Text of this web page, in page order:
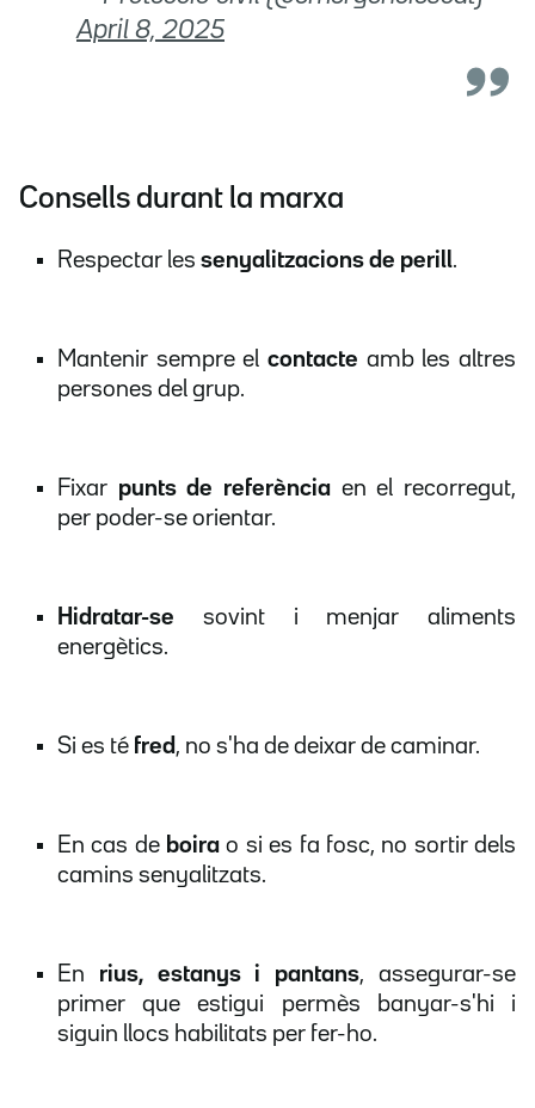
April 8, 2025
Consells durant la marxa
Respectar les senyalitzacions de perill.
Mantenir sempre el contacte amb les altres
persones del grup.
Fixar punts de referència en el recorregut,
per poder-se orientar.
Hidratar-se sovint i menjar aliments
energètics.
Si es té fred , no s'ha de deixar de caminar.
En cas de boira o si es fa fosc, no sortir dels
camins senyalitzats.
En rius, estanys i pantans, assegurar-se
primer que estigui permès banyar-s'hi i
siguin llocs habilitats per fer-ho.